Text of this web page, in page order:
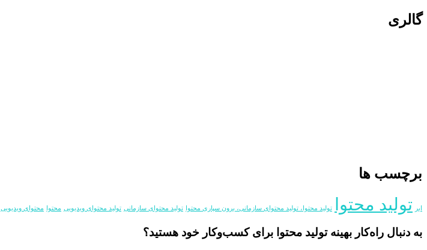
گالری
برچسب ها
ابر تولید محتوا تولید محتوا، تولید محتوای سازمانی، برون سپاری محتوا تولید محتوای سازمانی تولید محتوای ویدیویی محتوا محتوای ویدیویی
به دنبال راه‌کار بهینه تولید محتوا برای کسب‌و‌کار خود هستید؟